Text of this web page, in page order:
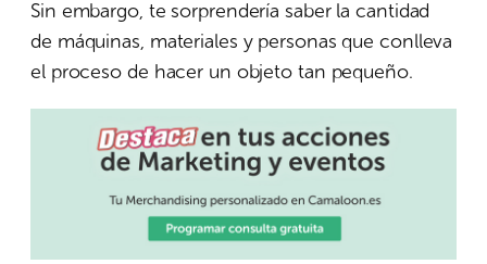
Sin embargo, te sorprendería saber la cantidad
de máquinas, materiales y personas que conlleva
el proceso de hacer un objeto tan pequeño.